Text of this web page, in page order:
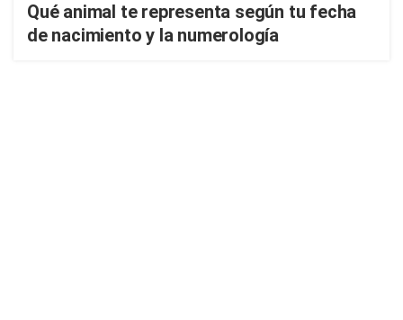
Qué animal te representa según tu fecha
de nacimiento y la numerología